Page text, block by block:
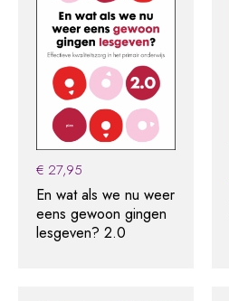
€ 27,95
En wat als we nu weer
eens gewoon gingen
lesgeven? 2.0